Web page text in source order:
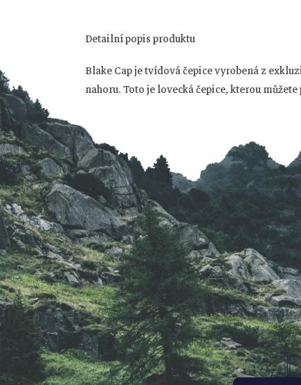
Detailní popis produktu
Blake Cap je tvídová čepice vyrobená z
nahoru. Toto je lovecká čepice, kterou
p
a
t
í